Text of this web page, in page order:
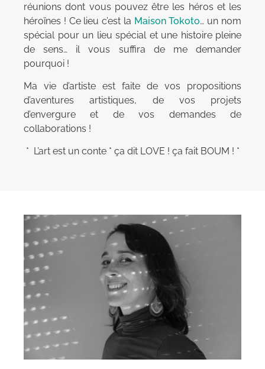
réunions dont vous pouvez être les héros et les
héroïnes ! Ce lieu c’est la Maison Tokoto… un nom
spécial pour un lieu spécial et une histoire pleine
de sens… il vous suffira de me demander
pourquoi !
Ma vie d’artiste est faite de vos propositions
d’aventures artistiques, de vos projets
d’envergure et de vos demandes de
collaborations !
* L’art est un conte * ça dit LOVE ! ça fait BOUM ! *